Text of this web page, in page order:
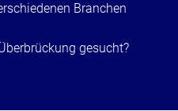
Branchen
gesucht?